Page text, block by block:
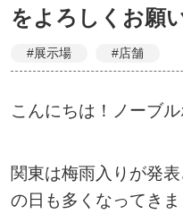
をよろしくお願
#展示場 #店舗
こんにちは！ノーブ
関東は梅雨入りが発
の日も多くなってきま